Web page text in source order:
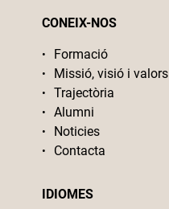
CONEIX-NOS
Formació
Missió, visió i valors
Trajectòria
Alumni
Noticies
Contacta
IDIOMES